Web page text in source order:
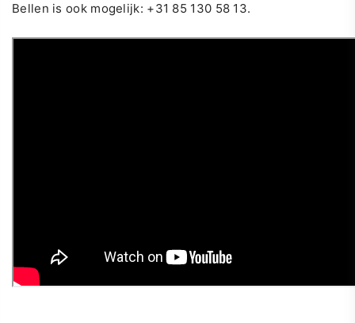
Bellen is ook mogelijk: +31 85 130 58 13.